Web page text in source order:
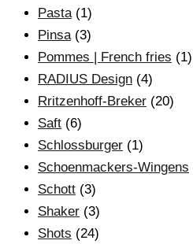
Pasta (1)
Pinsa (3)
Pommes | French fries (1)
RADIUS Design (4)
Rritzenhoff-Breker (20)
Saft (6)
Schlossburger (1)
Schoenmackers-Wingens
Schott (3)
Shaker (3)
Shots (24)